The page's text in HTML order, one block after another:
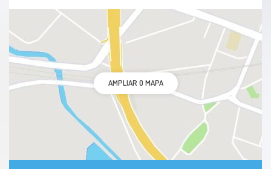
AMPLIAR O MAPA